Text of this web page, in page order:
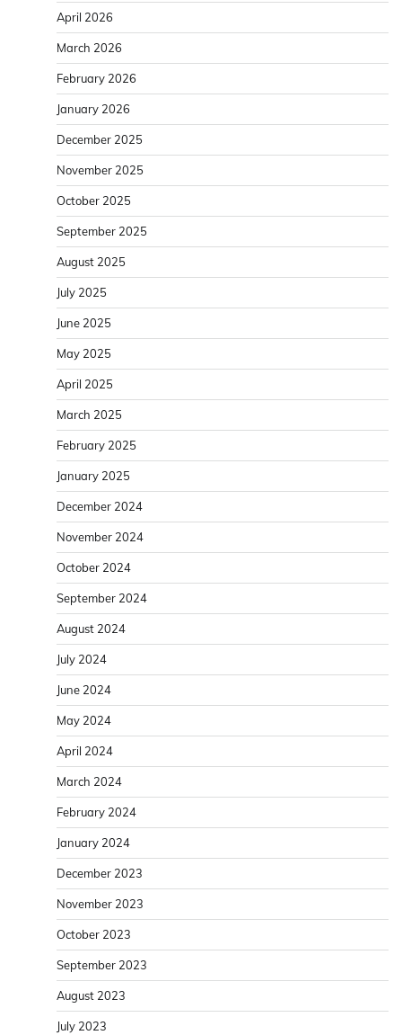
April 2026
March 2026
February 2026
January 2026
December 2025
November 2025
October 2025
September 2025
August 2025
July 2025
June 2025
May 2025
April 2025
March 2025
February 2025
January 2025
December 2024
November 2024
October 2024
September 2024
August 2024
July 2024
June 2024
May 2024
April 2024
March 2024
February 2024
January 2024
December 2023
November 2023
October 2023
September 2023
August 2023
July 2023